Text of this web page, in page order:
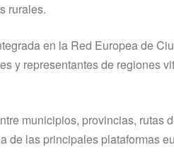
rurales.
en la Red Europea de
y representantes de regiones
municipios, provincias, rutas
de las principales plataformas